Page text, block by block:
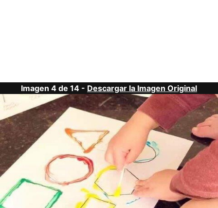
Imagen 4 de 14 - Descargar la Imagen Original